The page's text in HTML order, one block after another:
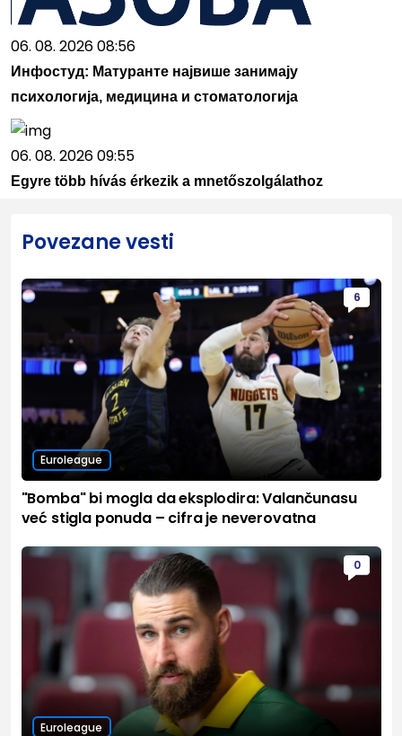
06. 08. 2026 08:56
Инфостуд: Матуранте највише занимају
психологија, медицина и стоматологија
06. 08. 2026 09:55
Egyre több hívás érkezik a mnetőszolgálathoz
Povezane vesti
6
Euroleague
"Bomba" bi mogla da eksplodira: Valančunasu
već stigla ponuda – cifra je neverovatna
0
Euroleague